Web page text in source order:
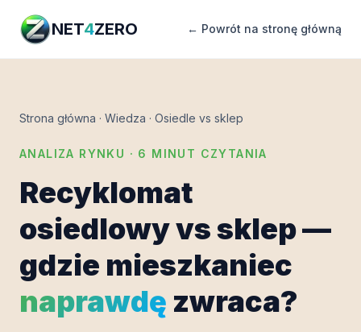
NET4ZERO ← Powrót na stronę główną
Strona główna · Wiedza · Osiedle vs sklep
ANALIZA RYNKU · 6 MINUT CZYTANIA
Recyklomat
osiedlowy vs sklep —
gdzie mieszkaniec
naprawdę zwraca?